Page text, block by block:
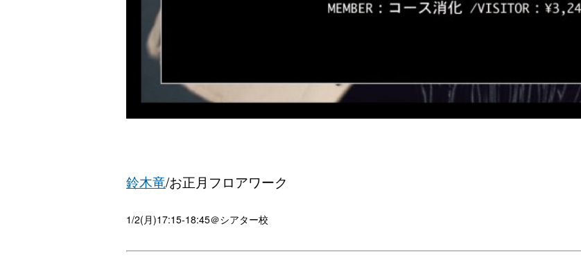
鈴木竜/お正月フロアワーク
1/2(月)17:15-18:45＠シアター校